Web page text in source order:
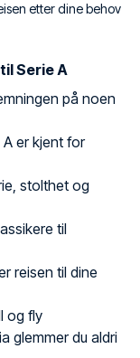
etter dine behov
Serie A
på noen
A er kjent for
stolthet og
til
reisen til dine
og fly
glemmer du aldri